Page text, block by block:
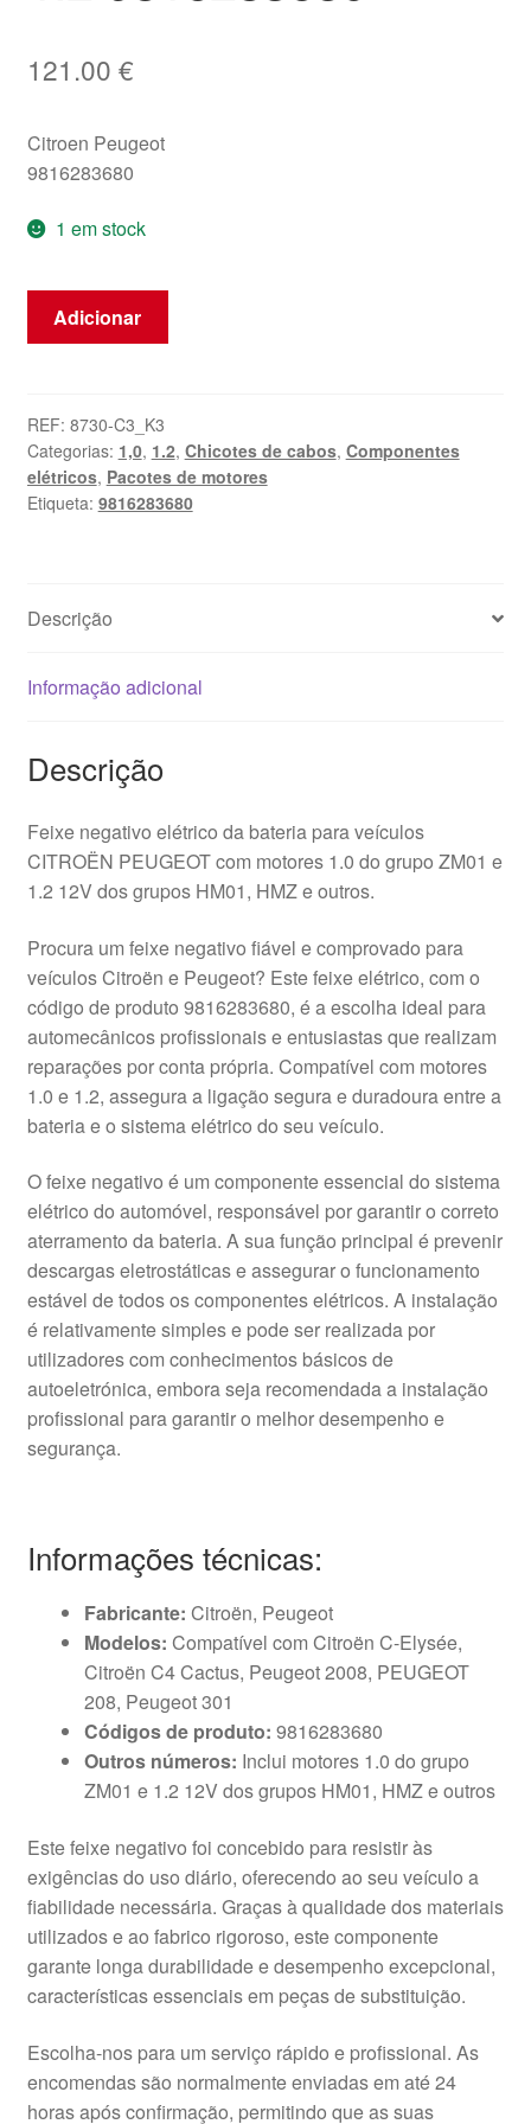
121.00 €
Citroen Peugeot
9816283680
1 em stock
Quantidade
Citroën
Peugeot
1.0
1.2
Adicionar
REF: 8730-C3_K3
Categorias: 1,0, 1.2, Chicotes de cabos, Componentes
elétricos, Pacotes de motores
Etiqueta: 9816283680
Descrição
Informação adicional
Descrição
Feixe negativo elétrico da bateria para veículos
CITROËN PEUGEOT com motores 1.0 do grupo ZM01 e
1.2 12V dos grupos HM01, HMZ e outros.
Procura um feixe negativo fiável e comprovado para
veículos Citroën e Peugeot? Este feixe elétrico, com o
código de produto 9816283680, é a escolha ideal para
automecânicos profissionais e entusiastas que realizam
reparações por conta própria. Compatível com motores
1.0 e 1.2, assegura a ligação segura e duradoura entre a
bateria e o sistema elétrico do seu veículo.
O feixe negativo é um componente essencial do sistema
elétrico do automóvel, responsável por garantir o correto
aterramento da bateria. A sua função principal é prevenir
descargas eletrostáticas e assegurar o funcionamento
estável de todos os componentes elétricos. A instalação
é relativamente simples e pode ser realizada por
utilizadores com conhecimentos básicos de
autoeletrónica, embora seja recomendada a instalação
profissional para garantir o melhor desempenho e
segurança.
Informações técnicas:
Fabricante: Citroën, Peugeot
Modelos: Compatível com Citroën C-Elysée,
Citroën C4 Cactus, Peugeot 2008, PEUGEOT
208, Peugeot 301
Códigos de produto: 9816283680
Outros números: Inclui motores 1.0 do grupo
ZM01 e 1.2 12V dos grupos HM01, HMZ e outros
Este feixe negativo foi concebido para resistir às
exigências do uso diário, oferecendo ao seu veículo a
fiabilidade necessária. Graças à qualidade dos materiais
utilizados e ao fabrico rigoroso, este componente
garante longa durabilidade e desempenho excepcional,
características essenciais em peças de substituição.
Escolha-nos para um serviço rápido e profissional. As
encomendas são normalmente enviadas em até 24
horas após confirmação, permitindo que as suas